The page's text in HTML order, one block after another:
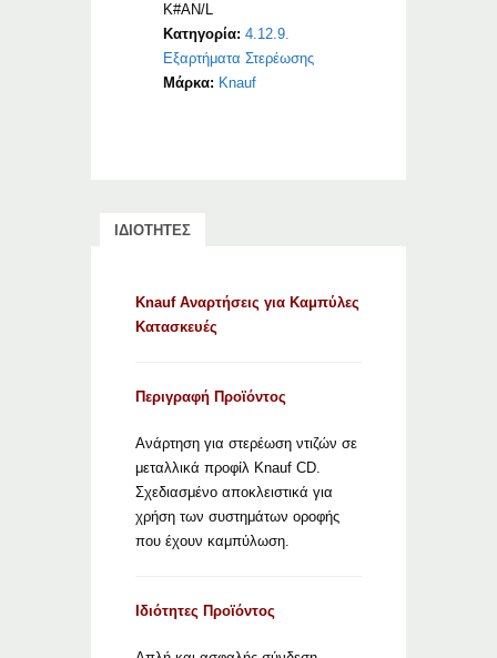
K#AN/L
Κατηγορία:4.12.9.
Εξαρτήματα Στερέωσης
Μάρκα: Knauf
ΙΔΙΟΤΗΤΕΣ
Knauf Αναρτήσεις για Καμπύλες
Κατασκευές
Περιγραφή Προϊόντος
Ανάρτηση για στερέωση ντιζών σε
μεταλλικά προφίλ Knauf CD.
Σχεδιασμένο αποκλειστικά για
χρήση των συστημάτων οροφής
που έχουν καμπύλωση.
Ιδιότητες Προϊόντος